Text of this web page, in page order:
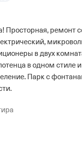
Просторная, ремонт
в двух
в одном стиле
Парк с